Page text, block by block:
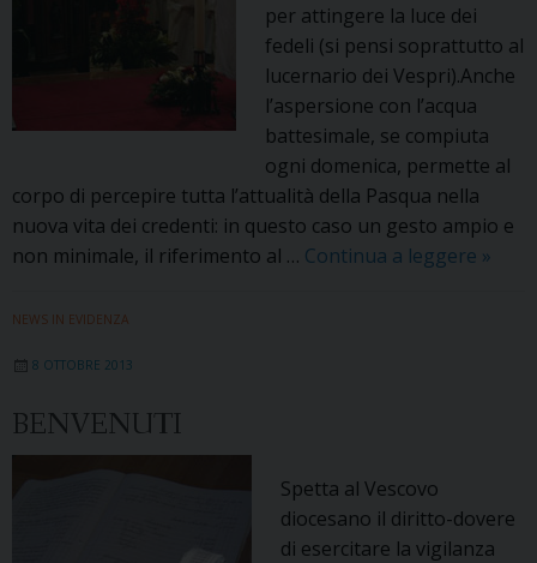
per attingere la luce dei
fedeli (si pensi soprattutto al
lucernario dei Vespri).Anche
l’aspersione con l’acqua
battesimale, se compiuta
ogni domenica, permette al
corpo di percepire tutta l’attualità della Pasqua nella
nuova vita dei credenti: in questo caso un gesto ampio e
non minimale, il riferimento al … Continua a leggere »
NEWS IN EVIDENZA
8 OTTOBRE 2013
BENVENUTI
Spetta al Vescovo
diocesano il diritto-dovere
di esercitare la vigilanza